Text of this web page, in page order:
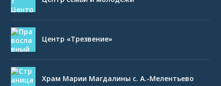
Центр «Трезвение»
Храм Марии Магдалины с. А.-Мелентьево